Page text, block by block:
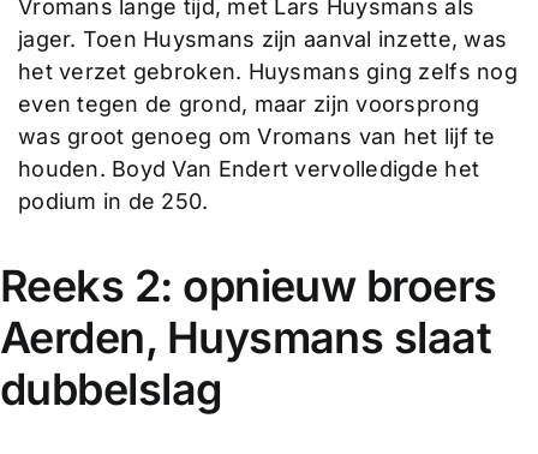
Vromans lange tijd, met Lars Huysmans als
jager. Toen Huysmans zijn aanval inzette, was
het verzet gebroken. Huysmans ging zelfs nog
even tegen de grond, maar zijn voorsprong
was groot genoeg om Vromans van het lijf te
houden. Boyd Van Endert vervolledigde het
podium in de 250.
Reeks 2: opnieuw broers
Aerden, Huysmans slaat
dubbelslag